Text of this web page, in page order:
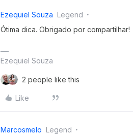
Ezequiel Souza Legend
Ótima dica. Obrigado por compartilhar!
Ezequiel Souza
2 people like this
Like
Marcosmelo Legend